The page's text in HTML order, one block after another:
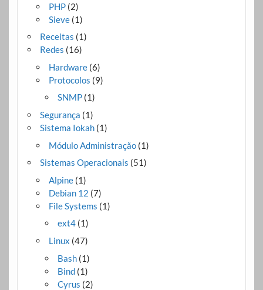
PHP(2)
Sieve(1)
Receitas (1)
Redes (16)
Hardware(6)
Protocolos (9)
SNMP (1)
Segurança (1)
Sistema Iokah(1)
Módulo Administração(1)
Sistemas Operacionais (51)
Alpine(1)
Debian 12 (7)
File Systems (1)
ext4 (1)
Linux (47)
Bash (1)
Bind (1)
Cyrus (2)